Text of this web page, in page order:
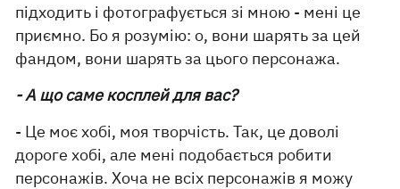
підходить і фотографується зі мною - мені це
приємно. Бо я розумію: о, вони шарять за цей
фандом, вони шарять за цього персонажа.
- А що саме косплей для вас?
- Це моє хобі, моя творчість. Так, це доволі
дороге хобі, але мені подобається робити
персонажів. Хоча не всіх персонажів я можу